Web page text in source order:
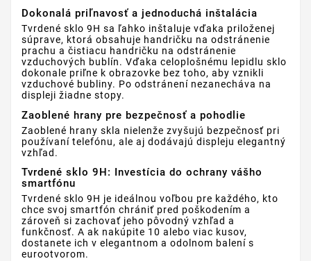
Dokonalá priľnavosť a jednoduchá inštalácia
Tvrdené sklo 9H sa ľahko inštaluje vďaka priloženej
súprave, ktorá obsahuje handričku na odstránenie
prachu a čistiacu handričku na odstránenie
vzduchových bublín. Vďaka celoplošnému lepidlu sklo
dokonale priľne k obrazovke bez toho, aby vznikli
vzduchové bubliny. Po odstránení nezanecháva na
displeji žiadne stopy.
Zaoblené hrany pre bezpečnosť a pohodlie
Zaoblené hrany skla nielenže zvyšujú bezpečnosť pri
používaní telefónu, ale aj dodávajú displeju elegantný
vzhľad.
Tvrdené sklo 9H: Investícia do ochrany vášho
smartfónu
Tvrdené sklo 9H je ideálnou voľbou pre každého, kto
chce svoj smartfón chrániť pred poškodením a
zároveň si zachovať jeho pôvodný vzhľad a
funkčnosť. A ak nakúpite 10 alebo viac kusov,
dostanete ich v elegantnom a odolnom balení s
eurootvorom.